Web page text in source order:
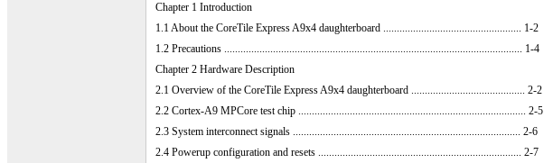
Chapter 1 Introduction
1.1 About the CoreTile Express A9x4 daughterboard ................................................... 1-2
1.2 Precautions .............................................................................................................. 1-4
Chapter 2 Hardware Description
2.1 Overview of the CoreTile Express A9x4 daughterboard .......................................... 2-2
2.2 Cortex-A9 MPCore test chip .................................................................................... 2-5
2.3 System interconnect signals .................................................................................... 2-6
2.4 Powerup configuration and resets ........................................................................... 2-7